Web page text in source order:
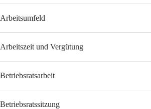
Arbeitsumfeld
Arbeitszeit und Vergütung
Betriebsratsarbeit
Betriebsratssitzung